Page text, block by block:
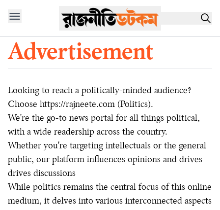
Advertisement
Looking to reach a politically-minded audience?
Choose https://rajneete.com (Politics).
We're the go-to news portal for all things political,
with a wide readership across the country.
Whether you're targeting intellectuals or the general
public, our platform influences opinions and drives
drives discussions
While politics remains the central focus of this online
medium, it delves into various interconnected aspects